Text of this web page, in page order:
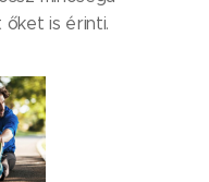
őket is érinti.